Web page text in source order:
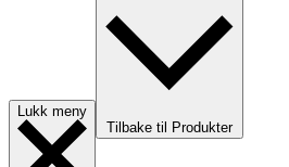
Lukk meny
Tilbake til Produkter